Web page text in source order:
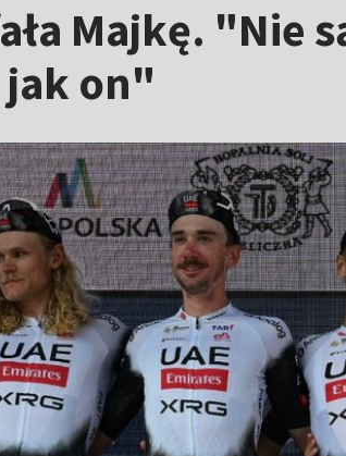
Majkę. "Nie
jak on"